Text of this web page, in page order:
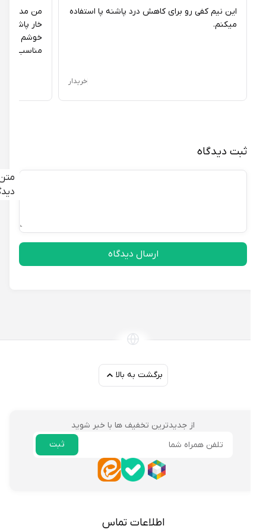
با نیم کفی گلچه، از آسایش و سلامتی پاهای خود در طول روز
اطمینان یافته و با استایل خاص خود، تمایز یافته و احساس بهبود
ثبت دیدگاه
متن
دیدگاه
ارسال دیدگاه
این نیم کفی رو برای کاهش درد پاشنه پا استفاده
میکنم.
خریدار
من مدتها بود
خار پاشنم
خوشم اومد.
مناسب بود.
برگشت به بالا
از جدیدترین تخفیف ها با خبر شوید
اطلاعات تماس